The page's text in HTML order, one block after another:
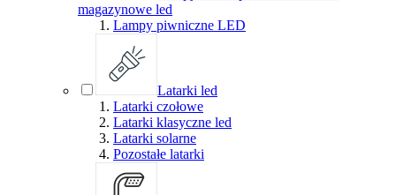
magazynowe led
Lampy piwniczne LED
Latarki led
Latarki czołowe
Latarki klasyczne led
Latarki solarne
Pozostałe latarki